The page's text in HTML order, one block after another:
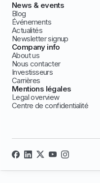
News & events
Blog
Événements
Actualités
Newsletter signup
Company info
About us
Nous contacter
Investisseurs
Carrières
Mentions légales
Legal overview
Centre de confidentialité